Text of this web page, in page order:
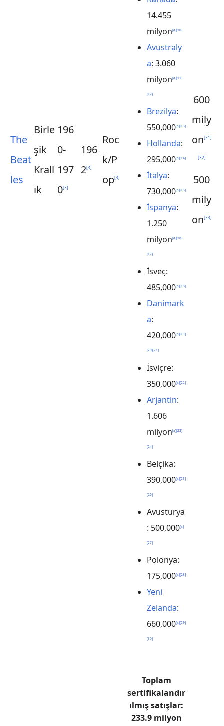
The
Beat
les
Birle
şik
Krall
ık
196
0-
197
0[3]
196
2[3]
Roc
k/P
op[3]
14.455
milyon[a][10]
Avustraly
a: 3.060
milyon[a][11]
[12]
Brezilya:
550,000[a][13]
Hollanda:
295,000[a][14]
İtalya:
730,000[a][15]
İspanya:
1.250
milyon[a][16]
[17]
İsveç:
485,000[a][18]
Danimark
a:
420,000[a][19]
[20][21]
İsviçre:
350,000[a][22]
Arjantin:
1.606
milyon[a][23]
[24]
Belçika:
390,000[a][25]
[26]
Avusturya
: 500,000[a]
[27]
Polonya:
175,000[a][28]
Yeni
Zelanda:
660,000[a][29]
[30]
600
mily
on[31]
[32]
500
mily
on[33]
Toplam
sertifikalandır
ılmış satışlar:
233.9 milyon